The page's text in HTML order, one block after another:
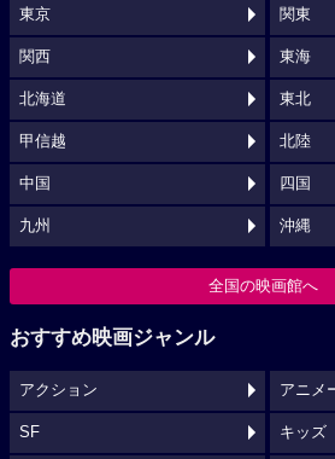
東京 関東
関西 東海
北海道 東北
甲信越 北陸
中国 四国
九州 沖縄
全国の映画館へ
おすすめ映画ジャンル
アクション アニメ
SF キッズ